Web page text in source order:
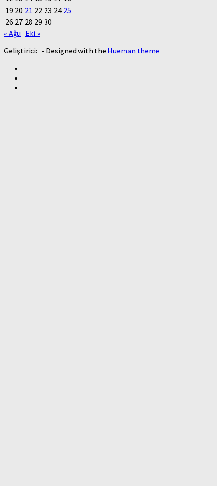
19 20 21 22 23 24 25
26 27 28 29 30
« Ağu Eki »
Geliştirici: - Designed with the Hueman theme